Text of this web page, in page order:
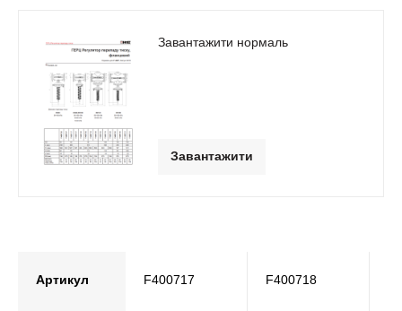
Завантажити нормаль
Завантажити
Артикул F400717 F400718